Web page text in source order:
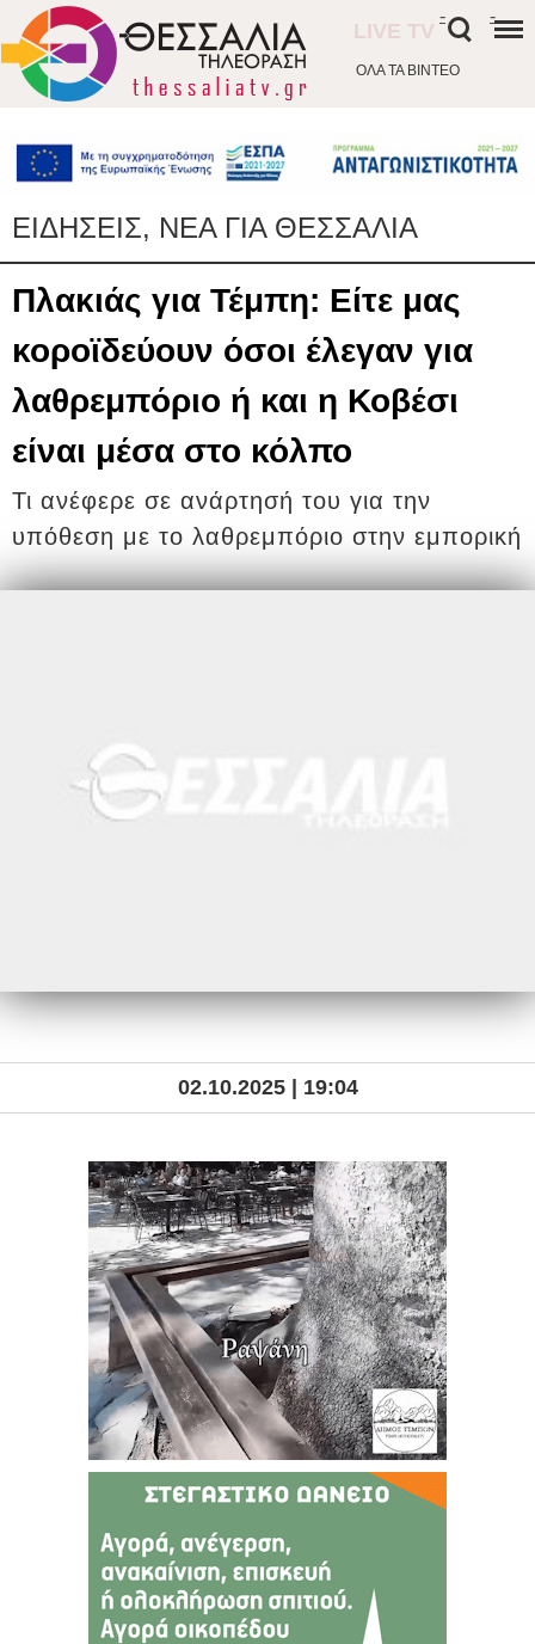
ΟΛΑ ΤΑ ΒΙΝΤΕΟ
LIVE TV
- -
ΕΙΔΗΣΕΙΣ, ΝΕΑ ΓΙΑ ΘΕΣΣΑΛΙΑ
Πλακιάς για Τέμπη: Είτε μας
κοροϊδεύουν όσοι έλεγαν για
λαθρεμπόριο ή και η Κοβέσι
είναι μέσα στο κόλπο
Τι ανέφερε σε ανάρτησή του για την
υπόθεση με το λαθρεμπόριο στην εμπορική
02.10.2025 | 19:04